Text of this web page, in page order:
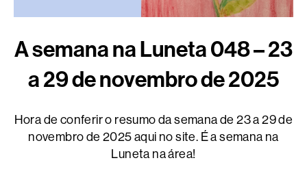
A semana na Luneta 048 – 23
a 29 de novembro de 2025
Hora de conferir o resumo da semana de 23 a 29 de
novembro de 2025 aqui no site. É a semana na
Luneta na área!